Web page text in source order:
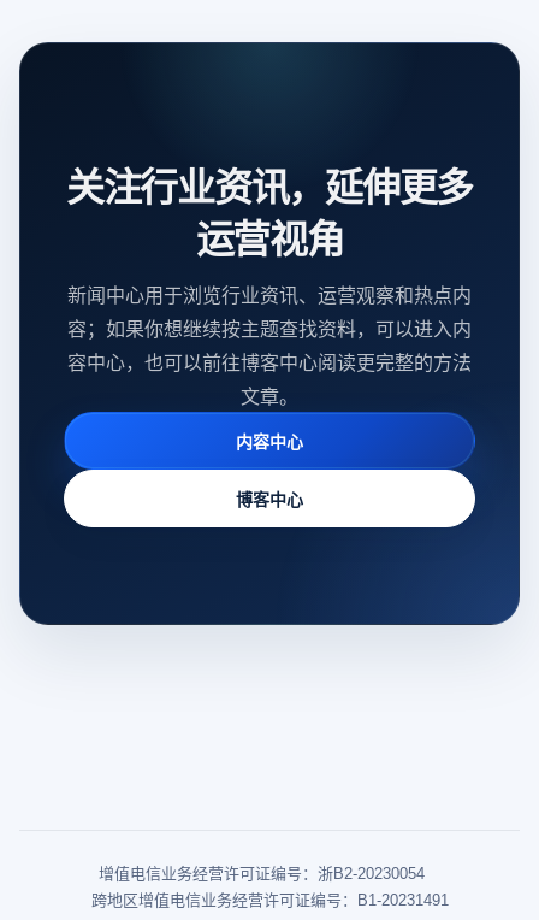
关注行业资讯，延伸更多
运营视角
新闻中心用于浏览行业资讯、运营观察和热点内
容；如果你想继续按主题查找资料，可以进入内
容中心，也可以前往博客中心阅读更完整的方法
文章。
内容中心
博客中心
增值电信业务经营许可证编号：浙B2-20230054
跨地区增值电信业务经营许可证编号：B1-20231491